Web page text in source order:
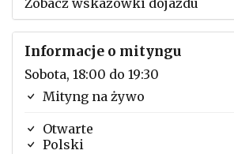
Zobacz wskazówki dojazdu
Informacje o mityngu
Sobota, 18:00 do 19:30
Mityng na żywo
Otwarte
Polski